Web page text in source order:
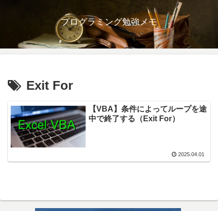
プログラミング勉強メモ
Exit For
【VBA】条件によってループを途
中で終了する（Exit For）
2025.04.01